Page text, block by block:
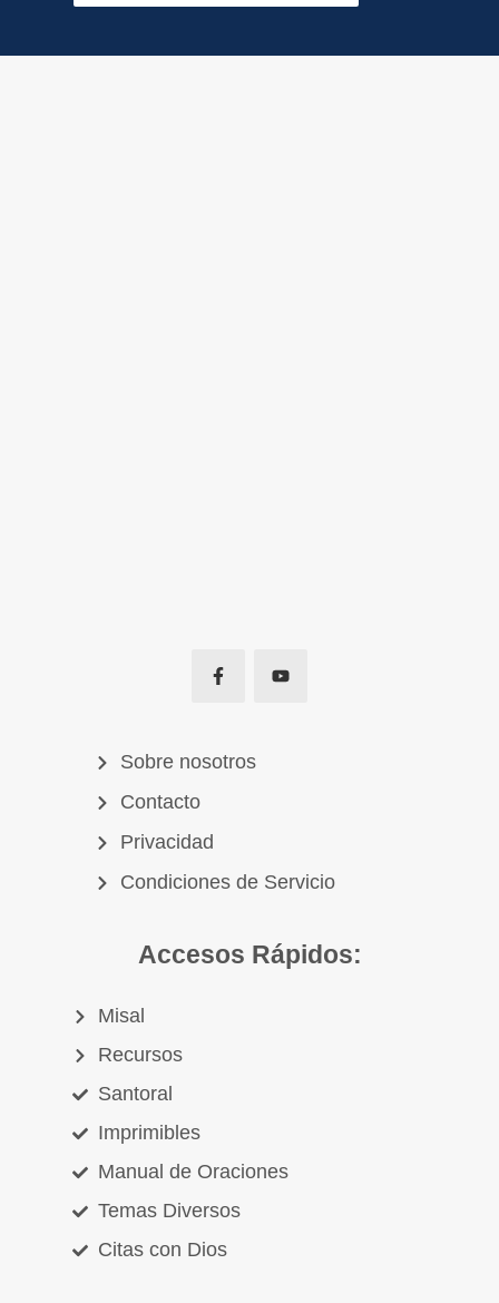
Sobre nosotros
Contacto
Privacidad
Condiciones de Servicio
Accesos Rápidos:
Misal
Recursos
Santoral
Imprimibles
Manual de Oraciones
Temas Diversos
Citas con Dios